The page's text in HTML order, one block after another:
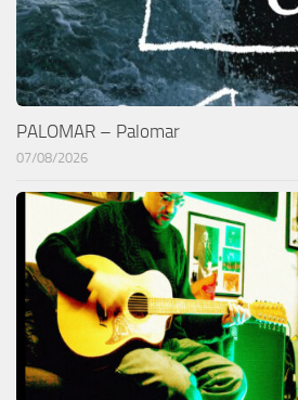
PALOMAR – Palomar
07/08/2026